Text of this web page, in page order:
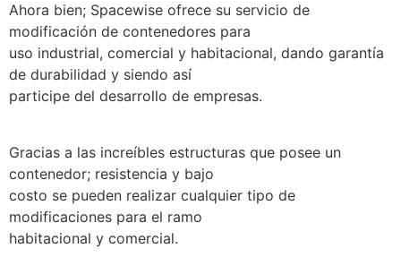
Ahora bien; Spacewise ofrece su servicio de
modificación de contenedores para
uso industrial, comercial y habitacional, dando garantía
de durabilidad y siendo así
participe del desarrollo de empresas.
Gracias a las increíbles estructuras que posee un
contenedor; resistencia y bajo
costo se pueden realizar cualquier tipo de
modificaciones para el ramo
habitacional y comercial.